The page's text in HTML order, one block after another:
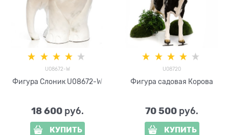
U08672-W
Фигура Слоник U08672-W
18 600 руб.
КУПИТЬ
U08720
Фигура садовая Корова
70 500 руб.
КУПИТЬ